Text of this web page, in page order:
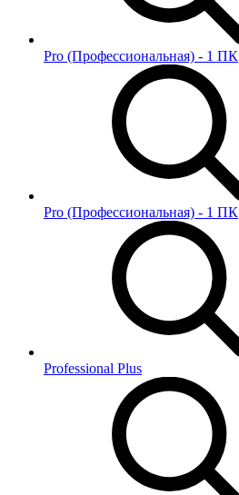
Pro (Профессиональная) - 1 ПК
Pro (Профессиональная) - 1 ПК
Professional Plus